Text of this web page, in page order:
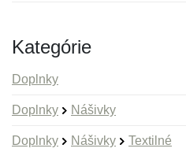
Kategórie
Doplnky
Doplnky Nášivky
Doplnky Nášivky Textilné